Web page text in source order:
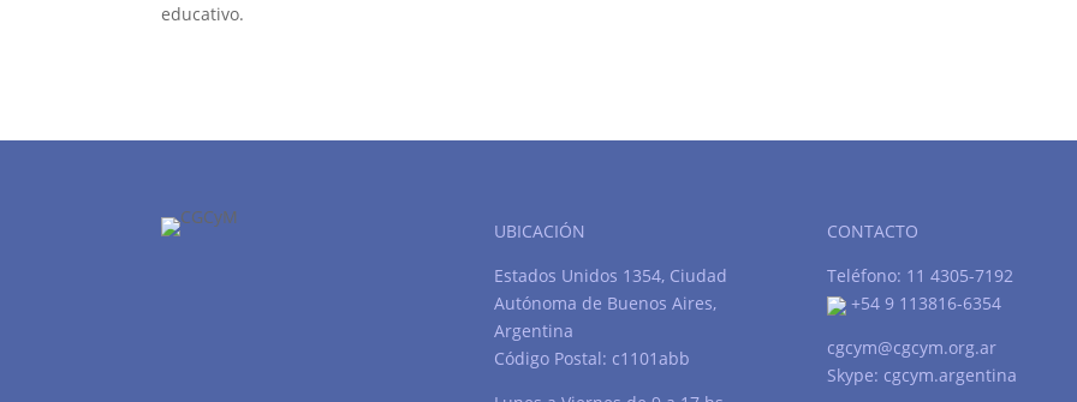
educativo.
UBICACIÓN
Estados Unidos 1354, Ciudad
Autónoma de Buenos Aires,
Argentina
Código Postal: c1101abb
CONTACTO
Teléfono: 11 4305-7192
+54 9 113816-6354
cgcym@cgcym.org.ar
Skype: cgcym.argentina